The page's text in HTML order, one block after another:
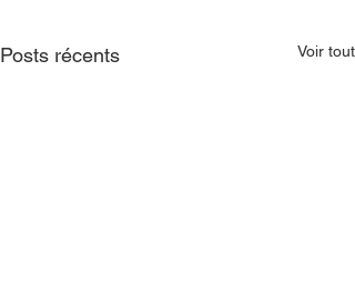
Posts récents Voir tout